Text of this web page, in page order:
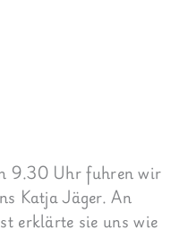
9.30 Uhr fuhren wir
Katja Jäger. An
erklärte sie uns wie